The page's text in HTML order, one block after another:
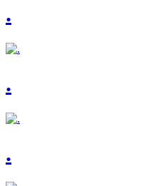
.
.
.